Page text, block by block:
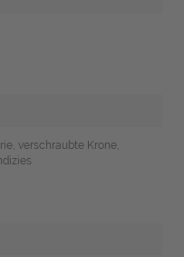
verschraubte Krone,